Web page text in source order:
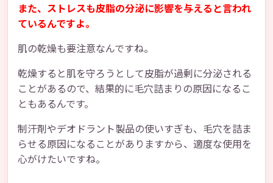
また、ストレスも皮脂の分泌に影響を与えると言われ
ているんですよ。
肌の乾燥も要注意なんですね。
乾燥すると肌を守ろうとして皮脂が過剰に分泌される
ことがあるので、結果的に毛穴詰まりの原因になるこ
ともあるんです。
制汗剤やデオドラント製品の使いすぎも、毛穴を詰ま
らせる原因になることがありますから、適度な使用を
心がけたいですね。